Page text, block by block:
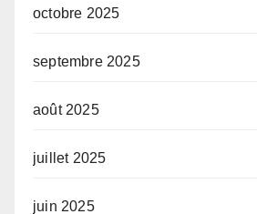
octobre 2025
septembre 2025
août 2025
juillet 2025
juin 2025